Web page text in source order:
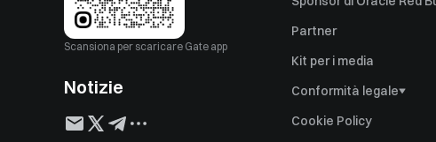
Scansiona per scaricare Gate app
Notizie
Partner
Kit per i media
Conformità legale
Dichiarazione di rischio
Cookie Policy